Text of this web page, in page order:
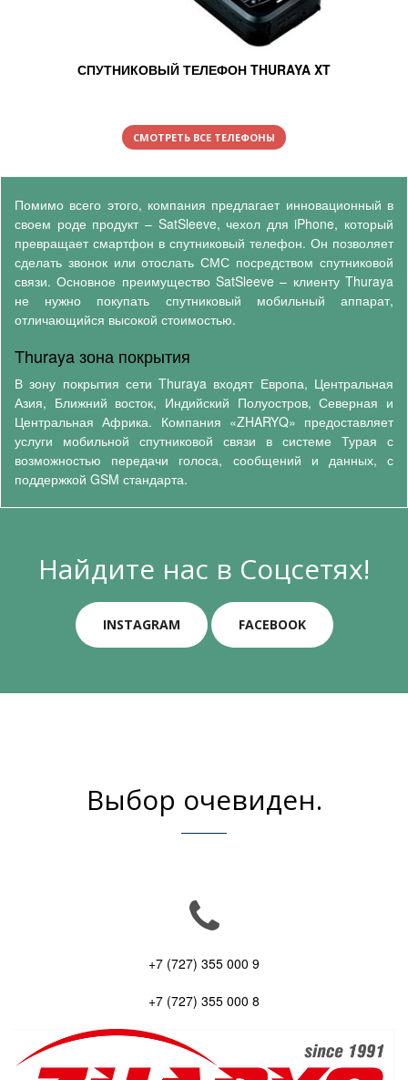
СПУТНИКОВЫЙ ТЕЛЕФОН THURAYA XT
СМОТРЕТЬ ВСЕ ТЕЛЕФОНЫ
Помимо всего этого, компания предлагает инновационный в
своем роде продукт – SatSleeve, чехол для iPhone, который
превращает смартфон в спутниковый телефон. Он позволяет
сделать звонок или отослать СМС посредством спутниковой
связи. Основное преимущество SatSleeve – клиенту Thuraya
не нужно покупать спутниковый мобильный аппарат,
отличающийся высокой стоимостью.
Thuraya зона покрытия
В зону покрытия сети Thuraya входят Европа, Центральная
Азия, Ближний восток, Индийский Полуостров, Северная и
Центральная Африка. Компания «ZHARYQ» предоставляет
услуги мобильной спутниковой связи в системе Турая с
возможностью передачи голоса, сообщений и данных, с
поддержкой GSM стандарта.
Найдите нас в Соцсетях!
INSTAGRAM FACEBOOK
Выбор очевиден.
+7 (727) 355 000 9
+7 (727) 355 000 8